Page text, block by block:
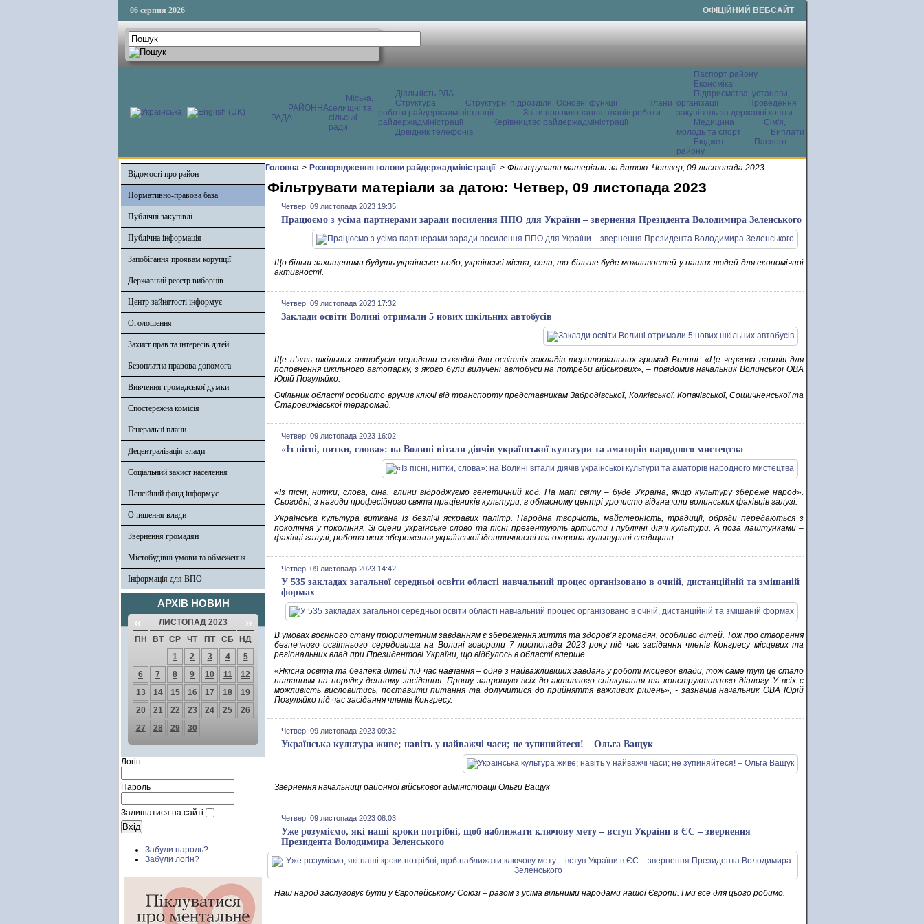
06 серпня 2026 ОФІЦІЙНИЙ ВЕБСАЙТ
РАЙОННА
РАДА
Міська,
селищні та
сільські
ради
Діяльність РДА
Структура
Структурні підрозділи. Основні функції
Плани
роботи райдержадміністрації
Звіти про виконання планів роботи
райдержадміністрації
Керівництво райдержадміністрації
Довідник телефонів
Паспорт району
Економіка
Підприємства, установи,
організації
Проведення
закупівель за державні кошти
Медицина
Сім'я,
молодь та спорт
Виплати
Бюджет
Паспорт
району
Відомості про район
Нормативно-правова база
Публічні закупівлі
Публічна інформація
Запобігання проявам корупції
Державний реєстр виборців
Центр зайнятості інформує
Оголошення
Захист прав та інтересів дітей
Безоплатна правова допомога
Вивчення громадської думки
Спостережна комісія
Генеральні плани
Децентралізація влади
Соціальний захист населення
Пенсійний фонд інформує
Очищення влади
Звернення громадян
Містобудівні умови та обмеження
Інформація для ВПО
АРХІВ НОВИН
« ЛИСТОПАД 2023 »
ПН ВТ СР ЧТ ПТ СБ
НД
1
2 3 4
5
6
7 8 9 10 11
12
13
14 15 16 17 18
19
20
21 22 23 24 25
26
27
28 29 30
Логін
Пароль
Залишатися на сайті
Забули пароль?
Забули логін?
Головна > Розпорядження голови райдержадміністрації > Фільтрувати матеріали за датою: Четвер, 09 листопада 2023
Фільтрувати матеріали за датою: Четвер, 09 листопада 2023
Четвер, 09 листопада 2023 19:35
Працюємо з усіма партнерами заради посилення ППО для України – звернення Президента Володимира Зеленського
Що більш захищеними будуть українське небо, українські міста, села, то більше буде можливостей у наших людей для економічної
активності.
Четвер, 09 листопада 2023 17:32
Заклади освіти Волині отримали 5 нових шкільних автобусів
Ще п’ять шкільних автобусів передали сьогодні для освітніх закладів територіальних громад Волині. «Це чергова партія для
поповнення шкільного автопарку, з якого були вилучені автобуси на потреби військових», – повідомив начальник Волинської ОВА
Юрій Погуляйко.
Очільник області особисто вручив ключі від транспорту представникам Забродівської, Колківської, Копачівської, Сошичненської та
Старовижівської тергромад.
Четвер, 09 листопада 2023 16:02
«Із пісні, нитки, слова»: на Волині вітали діячів української культури та аматорів народного мистецтва
«Із пісні, нитки, слова, сіна, глини відроджуємо генетичний код. На мапі світу – буде Україна, якщо культуру збереже народ».
Сьогодні, з нагоди професійного свята працівників культури, в обласному центрі урочисто відзначили волинських фахівців галузі.
Українська культура виткана із безлічі яскравих палітр. Народна творчість, майстерність, традиції, обряди передаються з
покоління у покоління. Зі сцени українське слово та пісні презентують артисти і публічні діячі культури. А поза лаштунками –
фахівці галузі, робота яких збереження української ідентичності та охорона культурної спадщини.
Четвер, 09 листопада 2023 14:42
У 535 закладах загальної середньої освіти області навчальний процес організовано в очній, дистанційній та змішаній
формах
В умовах воєнного стану пріоритетним завданням є збереження життя та здоров’я громадян, особливо дітей. Тож про створення
безпечного освітнього середовища на Волині говорили 7 листопада 2023 року під час засідання членів Конгресу місцевих та
регіональних влад при Президентові України, що відбулось в області вперше.
«Якісна освіта та безпека дітей під час навчання – одне з найважливіших завдань у роботі місцевої влади, тож саме тут це стало
питанням на порядку денному засідання. Прошу запрошую всіх до активного спілкування та конструктивного діалогу. У всіх є
можливість висловитись, поставити питання та долучитися до прийняття важливих рішень», - зазначив начальник ОВА Юрій
Погуляйко під час засідання членів Конгресу.
Четвер, 09 листопада 2023 09:32
Українська культура живе; навіть у найважчі часи; не зупиняйтеся! – Ольга Ващук
Звернення начальниці районної військової адміністрації Ольги Ващук
Четвер, 09 листопада 2023 08:03
Уже розуміємо, які наші кроки потрібні, щоб наближати ключову мету – вступ України в ЄС – звернення
Президента Володимира Зеленського
Наш народ заслуговує бути у Європейському Союзі – разом з усіма вільними народами нашої Європи. І ми все для цього робимо.